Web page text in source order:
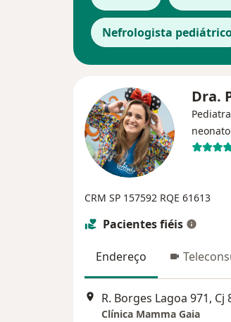
Nefrologista
Dra.
CRM SP 157592 RQE 61613
Pacientes fiéis
Endereço
Clínica Mamma Gaia